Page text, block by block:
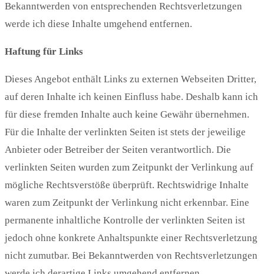
Bekanntwerden von entsprechenden Rechtsverletzungen
werde ich diese Inhalte umgehend entfernen.
Haftung für Links
Dieses Angebot enthält Links zu externen Webseiten Dritter,
auf deren Inhalte ich keinen Einfluss habe. Deshalb kann ich
für diese fremden Inhalte auch keine Gewähr übernehmen.
Für die Inhalte der verlinkten Seiten ist stets der jeweilige
Anbieter oder Betreiber der Seiten verantwortlich. Die
verlinkten Seiten wurden zum Zeitpunkt der Verlinkung auf
mögliche Rechtsverstöße überprüft. Rechtswidrige Inhalte
waren zum Zeitpunkt der Verlinkung nicht erkennbar. Eine
permanente inhaltliche Kontrolle der verlinkten Seiten ist
jedoch ohne konkrete Anhaltspunkte einer Rechtsverletzung
nicht zumutbar. Bei Bekanntwerden von Rechtsverletzungen